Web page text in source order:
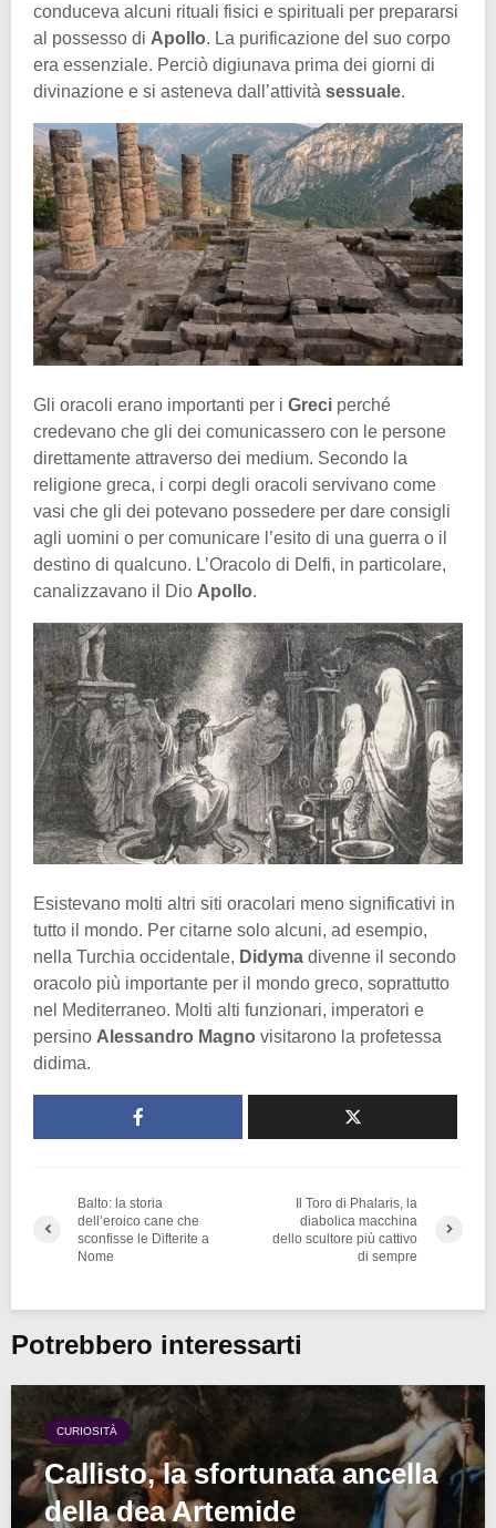
conduceva alcuni rituali fisici e spirituali per prepararsi
al possesso di Apollo. La purificazione del suo corpo
era essenziale. Perciò digiunava prima dei giorni di
divinazione e si asteneva dall’attività sessuale.
Gli oracoli erano importanti per i Greci perché
credevano che gli dei comunicassero con le persone
direttamente attraverso dei medium. Secondo la
religione greca, i corpi degli oracoli servivano come
vasi che gli dei potevano possedere per dare consigli
agli uomini o per comunicare l’esito di una guerra o il
destino di qualcuno. L’Oracolo di Delfi, in particolare,
canalizzavano il Dio Apollo.
Esistevano molti altri siti oracolari meno significativi in
tutto il mondo. Per citarne solo alcuni, ad esempio,
nella Turchia occidentale, Didyma divenne il secondo
oracolo più importante per il mondo greco, soprattutto
nel Mediterraneo. Molti alti funzionari, imperatori e
persino Alessandro Magno visitarono la profetessa
didima.
Balto: la storia
dell’eroico cane che
sconfisse le Difterite a
Nome
Il Toro di Phalaris, la
diabolica macchina
dello scultore più cattivo
di sempre
Potrebbero interessarti
CURIOSITÀ
Callisto, la sfortunata ancella
della dea Artemide